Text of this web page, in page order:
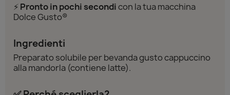
⚡ Pronto in pochi secondicon la tua macchina
Dolce Gusto®
Ingredienti
Preparato solubile per bevanda gusto cappuccino
alla mandorla (contiene latte).